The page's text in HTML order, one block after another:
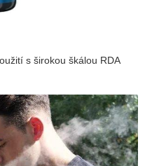
s širokou škálou RDA